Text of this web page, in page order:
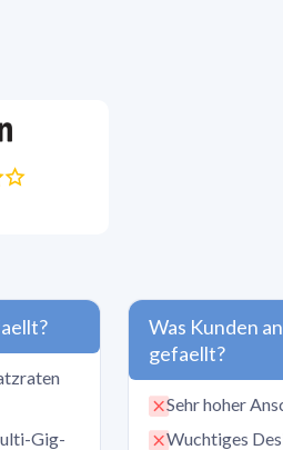
Gig-
Was Kunden
gefaellt?
Sehr hoher
Wuchtiges